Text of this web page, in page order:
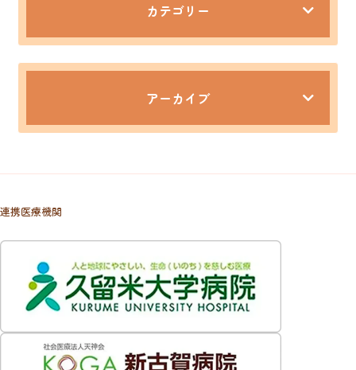
カテゴリー
アーカイブ
連携医療機関